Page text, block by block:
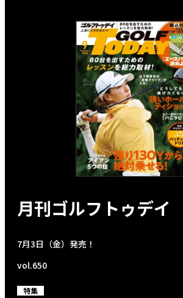
月刊ゴルフトゥデイ
7月3日（金）発売！
vol.650
特集